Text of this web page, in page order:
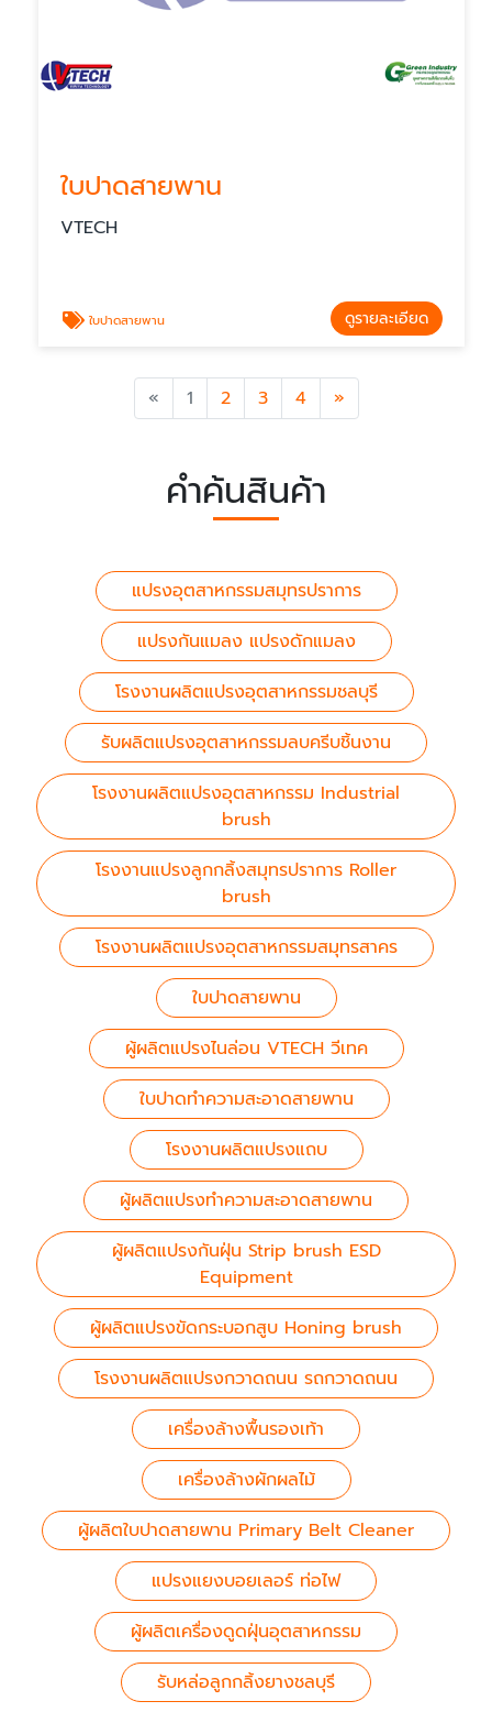
ใบปาดสายพาน
VTECH
ใบปาดสายพาน ดูรายละเอียด
«Previous
1 2 3 4 »Next
คำค้นสินค้า
แปรงอุตสาหกรรมสมุทรปราการ
แปรงกันแมลง แปรงดักแมลง
โรงงานผลิตแปรงอุตสาหกรรมชลบุรี
รับผลิตแปรงอุตสาหกรรมลบครีบชิ้นงาน
โรงงานผลิตแปรงอุตสาหกรรม Industrial
brush
โรงงานแปรงลูกกลิ้งสมุทรปราการ Roller
brush
โรงงานผลิตแปรงอุตสาหกรรมสมุทรสาคร
ใบปาดสายพาน
ผู้ผลิตแปรงไนล่อน VTECH วีเทค
ใบปาดทำความสะอาดสายพาน
โรงงานผลิตแปรงแถบ
ผู้ผลิตแปรงทำความสะอาดสายพาน
ผู้ผลิตแปรงกันฝุ่น Strip brush ESD
Equipment
ผู้ผลิตแปรงขัดกระบอกสูบ Honing brush
โรงงานผลิตแปรงกวาดถนน รถกวาดถนน
เครื่องล้างพื้นรองเท้า
เครื่องล้างผักผลไม้
ผู้ผลิตใบปาดสายพาน Primary Belt Cleaner
แปรงแยงบอยเลอร์ ท่อไฟ
ผู้ผลิตเครื่องดูดฝุ่นอุตสาหกรรม
รับหล่อลูกกลิ้งยางชลบุรี